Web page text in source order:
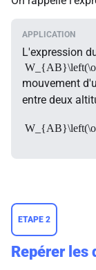
L'expression
mouvement
entre deux
ETAPE 2
Repérer les